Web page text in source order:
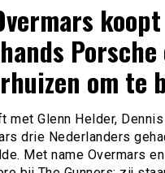
koopt
om te
met Glenn Helder,
drie Nederlanders
Met name Overmars